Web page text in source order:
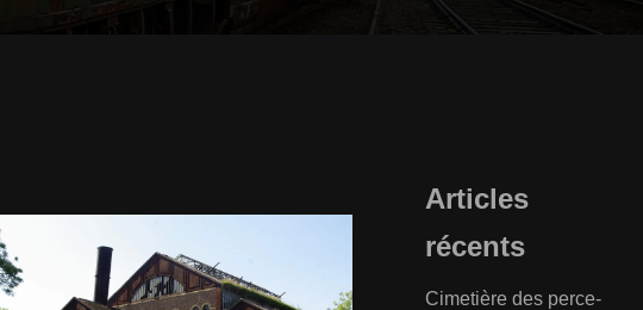
Articles
récents
Cimetière des perce-